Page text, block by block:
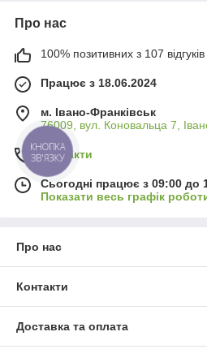
Про нас
100% позитивних з 107 відгуків
Працює з 18.06.2024
м. Івано-Франківськ
76009, вул. Коновальца 7,
Контакти
Сьогодні працює з 09:00 до
Показати весь графік
Про нас
Контакти
Доставка та оплата
КНОПКА
ЗВ'ЯЗКУ